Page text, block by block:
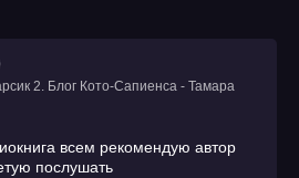
2. Блог Кото-Сапиенса - Тамара
всем рекомендую автор
послушать